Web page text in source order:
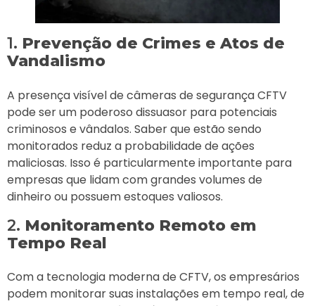
1. Prevenção de Crimes e Atos de
Vandalismo
A presença visível de câmeras de segurança CFTV
pode ser um poderoso dissuasor para potenciais
criminosos e vândalos. Saber que estão sendo
monitorados reduz a probabilidade de ações
maliciosas. Isso é particularmente importante para
empresas que lidam com grandes volumes de
dinheiro ou possuem estoques valiosos.
2. Monitoramento Remoto em
Tempo Real
Com a tecnologia moderna de CFTV, os empresários
podem monitorar suas instalações em tempo real, de